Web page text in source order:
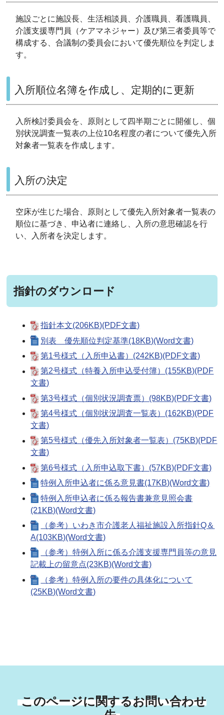
施設ごとに施設長、生活相談員、介護職員、看護職員、
介護支援専門員（ケアマネジャー）及び第三者委員等で
構成する、合議制の委員会において優先順位を判定しま
す。
入所順位名簿を作成し、定期的に更新
入所検討委員会を、原則として四半期ごとに開催し、個
別状況調査一覧表の上位10名程度の者について優先入所
対象者一覧表を作成します。
入所の決定
空床が生じた場合、原則として優先入所対象者一覧表の
順位に基づき、申込者に連絡し、入所の意思確認を行
い、入所者を決定します。
指針のダウンロード
指針本文(206KB)(PDF文書)
別表 優先順位判定基準(18KB)(Word文書)
第1号様式（入所申込書）(242KB)(PDF文書)
第2号様式（特養入所申込受付簿）(155KB)(PDF
文書)
第3号様式（個別状況調査票）(98KB)(PDF文書)
第4号様式（個別状況調査一覧表）(162KB)(PDF
文書)
第5号様式（優先入所対象者一覧表）(75KB)(PDF
文書)
第6号様式（入所申込取下書）(57KB)(PDF文書)
特例入所申込者に係る意見書(17KB)(Word文書)
特例入所申込者に係る報告書兼意見照会書
(21KB)(Word文書)
（参考）いわき市介護老人福祉施設入所指針Q＆
A(103KB)(Word文書)
（参考）特例入所に係る介護支援専門員等の意見
記載上の留意点(23KB)(Word文書)
（参考）特例入所の要件の具体化について
(25KB)(Word文書)
このページに関するお問い合わせ